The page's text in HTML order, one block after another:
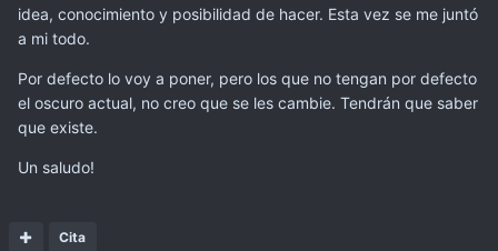
idea, conocimiento y posibilidad de hacer. Esta vez se me juntó
a mi todo.
Por defecto lo voy a poner, pero los que no tengan por defecto
el oscuro actual, no creo que se les cambie. Tendrán que saber
que existe.
Un saludo!
Cita